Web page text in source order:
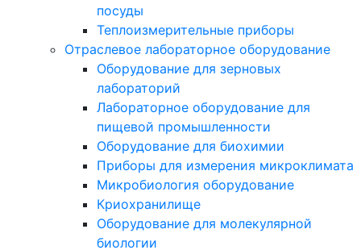
посуды
Теплоизмерительные приборы
Отраслевое лабораторное оборудование
Оборудование для зерновых
лабораторий
Лабораторное оборудование для
пищевой промышленности
Оборудование для биохимии
Приборы для измерения микроклимата
Микробиология оборудование
Криохранилище
Оборудование для молекулярной
биологии